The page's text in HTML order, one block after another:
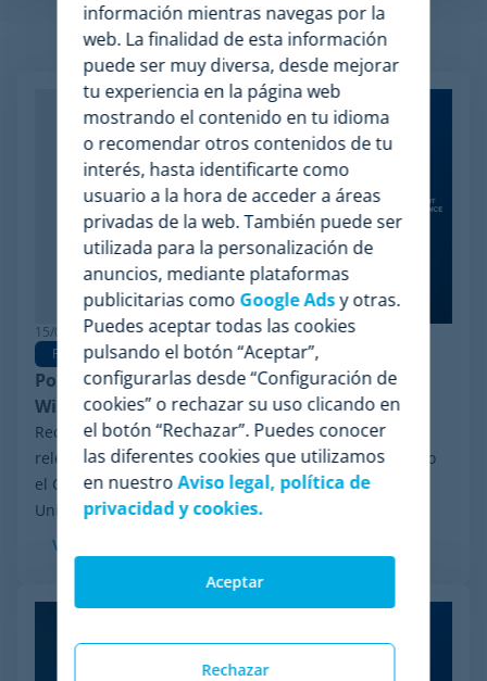
Artículos relacionados
15/06/2026
Pricing Software
Por qué Minderest es la mejor alternativa a
Wiser en pricing intelligence
Recientemente, ha trascendido en el sector un hito
relevante: el proceso de reorganización financiera bajo
el Chapter 11 iniciado por Wiser Solutions en Estados
Unidos. Aunque esta medida no implica...
Ver más
información mientras navegas por la
web. La finalidad de esta información
puede ser muy diversa, desde mejorar
tu experiencia en la página web
mostrando el contenido en tu idioma
o recomendar otros contenidos de tu
interés, hasta identificarte como
usuario a la hora de acceder a áreas
privadas de la web. También puede ser
utilizada para la personalización de
anuncios, mediante plataformas
publicitarias como Google Adsy otras.
Puedes aceptar todas las cookies
pulsando el botón “Aceptar”,
configurarlas desde “Configuración de
cookies” o rechazar su uso clicando en
el botón “Rechazar”. Puedes conocer
las diferentes cookies que utilizamos
en nuestroAviso legal, política de
privacidad y cookies.
Rechazar
Aceptar